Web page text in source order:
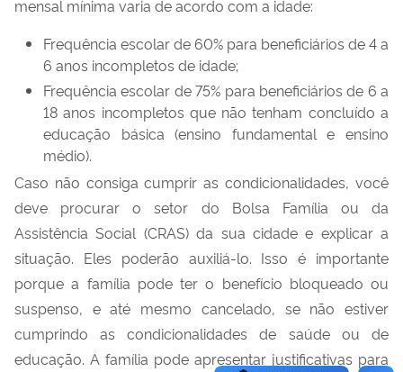
mensal mínima varia de acordo com a idade:
Frequência escolar de 60% para beneficiários de 4 a
6 anos incompletos de idade;
Frequência escolar de 75% para beneficiários de 6 a
18 anos incompletos que não tenham concluído a
educação básica (ensino fundamental e ensino
médio).
Caso não consiga cumprir as condicionalidades, você
deve procurar o setor do Bolsa Família ou da
Assistência Social (CRAS) da sua cidade e explicar a
situação. Eles poderão auxiliá-lo. Isso é importante
porque a família pode ter o benefício bloqueado ou
suspenso, e até mesmo cancelado, se não estiver
cumprindo as condicionalidades de saúde ou de
educação. A família pode apresentar justificativas para